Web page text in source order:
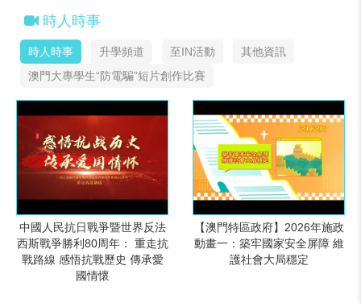
時人時事
時人時事 升學頻道 至IN活動
其他資訊
澳門大專學生“防電騙”短片創作比賽
中國人民抗日戰爭暨世界反法
西斯戰爭勝利80周年： 重走抗
戰路線 感悟抗戰歷史 傳承愛
國情懷
【澳門特區政府】2026年施政
動畫一：築牢國家安全屏障 維
護社會大局穩定